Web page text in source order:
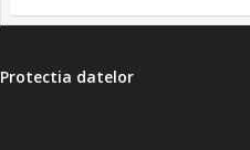
Protectia datelor